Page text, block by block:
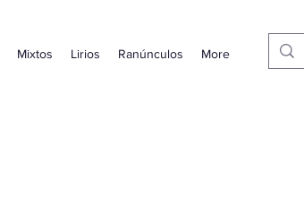
Mixtos Lirios Ranúnculos More